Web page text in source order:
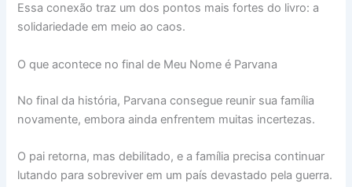
Essa conexão traz um dos pontos mais fortes do livro: a
solidariedade em meio ao caos.
O que acontece no final de Meu Nome é Parvana
No final da história, Parvana consegue reunir sua família
novamente, embora ainda enfrentem muitas incertezas.
O pai retorna, mas debilitado, e a família precisa continuar
lutando para sobreviver em um país devastado pela guerra.